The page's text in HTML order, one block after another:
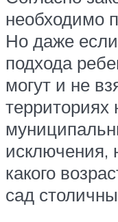
необходимо
Но даже
подхода
могут и не
территориях
исключения,
какого
сад